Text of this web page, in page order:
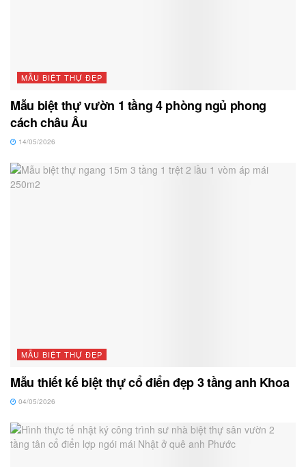
MẪU BIỆT THỰ ĐẸP
Mẫu biệt thự vườn 1 tầng 4 phòng ngủ phong
cách châu Âu
14/05/2026
MẪU BIỆT THỰ ĐẸP
Mẫu thiết kế biệt thự cổ điển đẹp 3 tầng anh Khoa
04/05/2026